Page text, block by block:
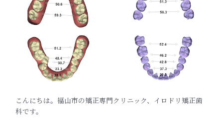
こんにちは。福山市の矯正専門クリニック、イロドリ矯正歯
科です。